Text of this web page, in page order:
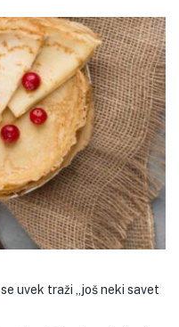
uvek traži „još neki savet